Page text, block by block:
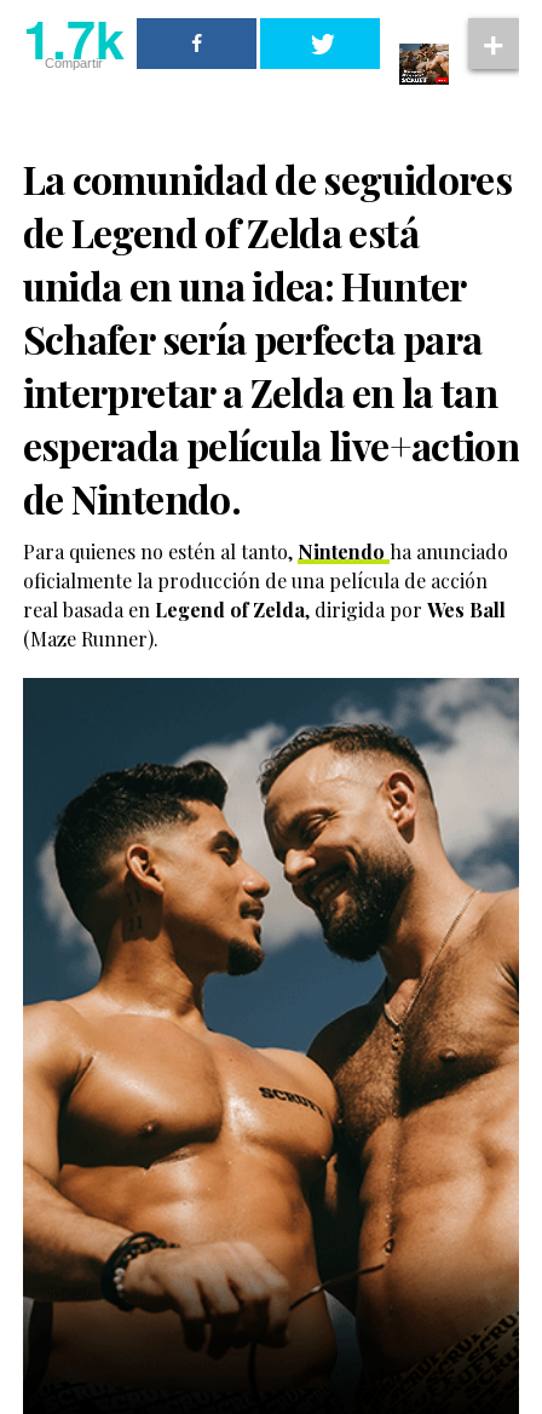
1.7k
Compartir
Lacomunidadde seguidores
de Legend of Zelda está
unida en una idea: Hunter
Schafer sería perfecta para
interpretar a Zelda en la tan
esperada película live+action
de Nintendo.
Para quienes no estén al tanto, Nintendo ha anunciado
oficialmente la producción de una película de acción
real basada en Legend of Zelda, dirigida por Wes Ball
(Maze Runner).